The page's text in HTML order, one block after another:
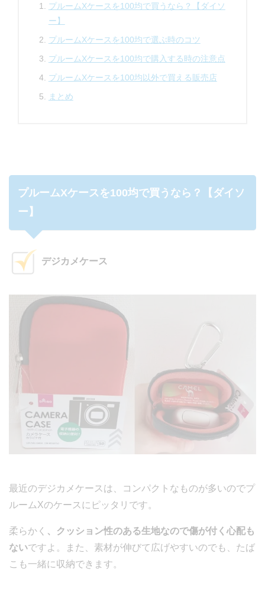
プルームXケースを100均で買うなら？【ダイソ
ー】
プルームXケースを100均で選ぶ時のコツ
プルームXケースを100均で購入する時の注意点
プルームXケースを100均以外で買える販売店
まとめ
プルームXケースを100均で買うなら？【ダイソ
ー】
デジカメケース
最近のデジカメケースは、コンパクトなものが多いのでプ
ルームXのケースにピッタリです。
柔らかく 、クッション性のある生地なので傷が付く心配も
ないですよ。また、素材が伸びて広げやすいのでも、たば
こも一緒に収納できます。